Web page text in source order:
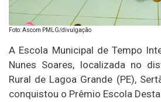
Foto: Ascom PMLG/divulgação
A Escola Municipal de Tempo
Nunes Soares, localizada no
Rural de Lagoa Grande (PE),
conquistou o Prêmio Escola